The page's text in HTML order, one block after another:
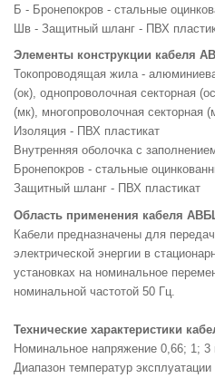
Б - Бронепокров - стальные
Шв - Защитный шланг - ПВХ
Элементы конструкции кабеля
Токопроводящая жила -
(ок), однопроволочная секторная
(мк), многопроволочная секторная
Изоляция - ПВХ пластикат
Внутренняя оболочка с
Бронепокров - стальные
Защитный шланг - ПВХ пластикат
Область применения кабеля
Кабели предназначены для
электрической энергии в
установках на номинальное
номинальной частотой 50 Гц.
Технические характеристики
Номинальное напряжение 0,66; 1; 3
Диапазон температур